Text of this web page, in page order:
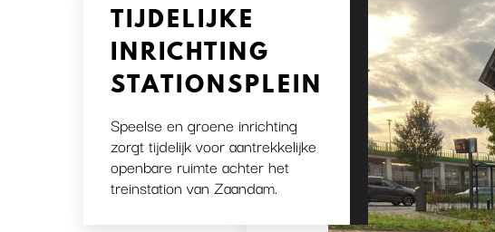
TIJDELIJKE
INRICHTING
STATIONSPLEIN
Speelse en groene inrichting
zorgt tijdelijk voor aantrekkelijke
openbare ruimte achter het
treinstation van Zaandam.